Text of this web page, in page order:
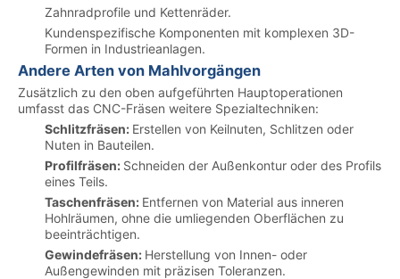
Zahnradprofile und Kettenräder.
Kundenspezifische Komponenten mit komplexen 3D-
Formen in Industrieanlagen.
Andere Arten von Mahlvorgängen
Zusätzlich zu den oben aufgeführten Hauptoperationen
umfasst das CNC-Fräsen weitere Spezialtechniken:
Schlitzfräsen: Erstellen von Keilnuten, Schlitzen oder
Nuten in Bauteilen.
Profilfräsen: Schneiden der Außenkontur oder des Profils
eines Teils.
Taschenfräsen: Entfernen von Material aus inneren
Hohlräumen, ohne die umliegenden Oberflächen zu
beeinträchtigen.
Gewindefräsen: Herstellung von Innen- oder
Außengewinden mit präzisen Toleranzen.